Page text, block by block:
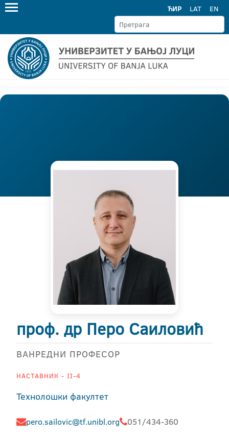
ЋИР LAT EN
проф. др Перо Саиловић
ВАНРЕДНИ ПРОФЕСОР
НАСТАВНИК - II-4
Технолошки факултет
pero.sailovic@tf.unibl.org 051/434-360